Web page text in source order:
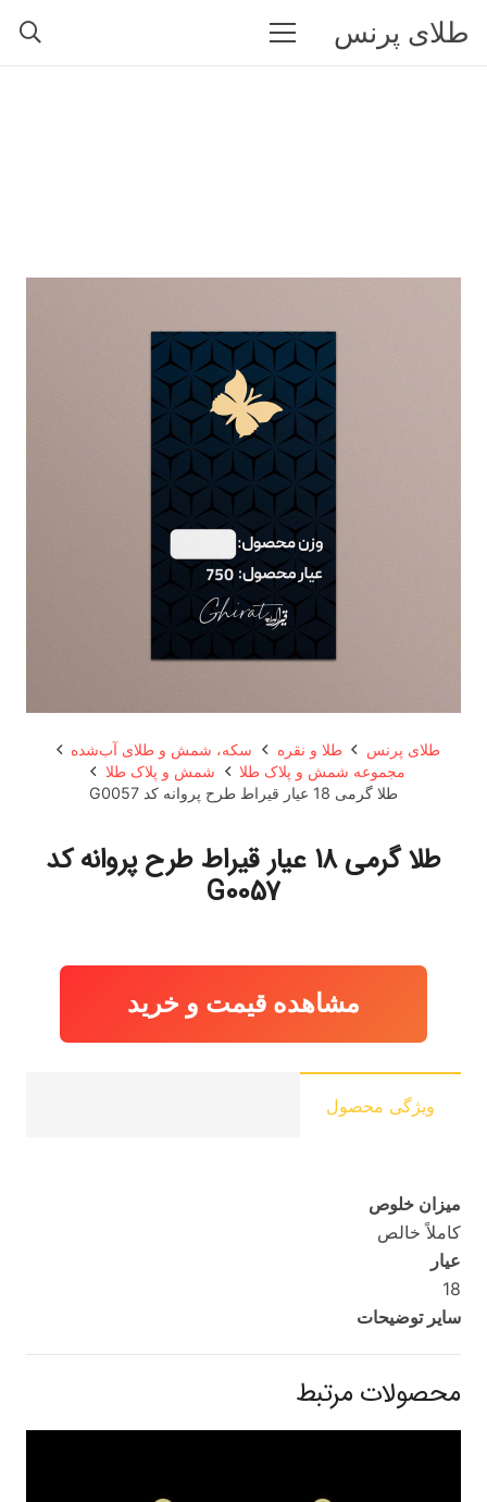
طلای پرنس
طلای پرنس طلا و نقره
سکه، شمش و طلای آب‌شده
مجموعه شمش و پلاک طلا
شمش و پلاک طلا
طلا گرمی 18 عیار قیراط طرح پروانه کد G0057
طلا گرمی 18 عیار قیراط طرح پروانه کد
G0057
مشاهده قیمت و خرید
ویژگی محصول
میزان خلوص
کاملاً خالص
عیار
18
سایر توضیحات
محصولات مرتبط